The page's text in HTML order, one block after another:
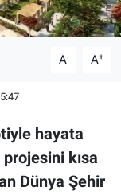
A- A+
hayata
kısa
Dünya Şehir